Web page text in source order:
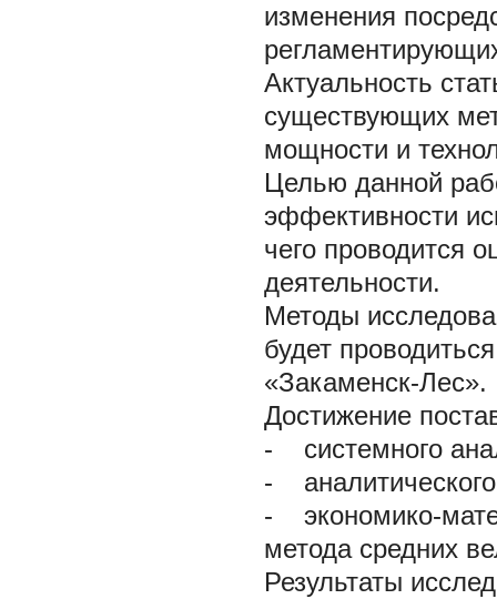
изменения
Актуальность
существующих
мощности и
Целью данной
эффективности
чего проводится
деятельности.
Методы
будет
«Закаменск-Лес».
Достижение
- системного
-
- экономико-
метода средних
Результаты